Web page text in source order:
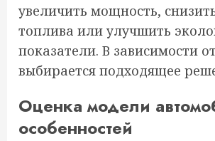
увеличить мощность,
топлива или улучшить
показатели. В зависимости
выбирается подходящее
Оценка модели
особенностей